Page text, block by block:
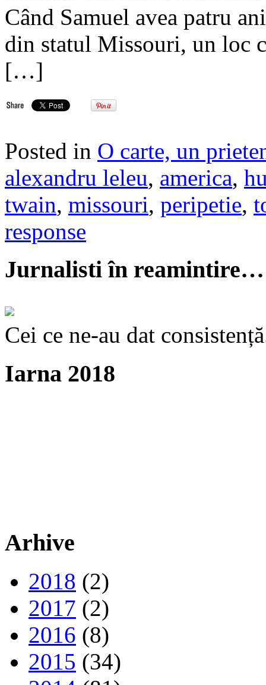
Când Samuel avea patru
din statul Missouri, un loc
[…]
Posted in O carte, un
alexandru leleu, america,
twain, missouri, peripetie,
response
Jurnalisti în reamintire…
Cei ce ne-au dat
Iarna 2018
Arhive
2018 (2)
2017 (2)
2016 (8)
2015 (34)